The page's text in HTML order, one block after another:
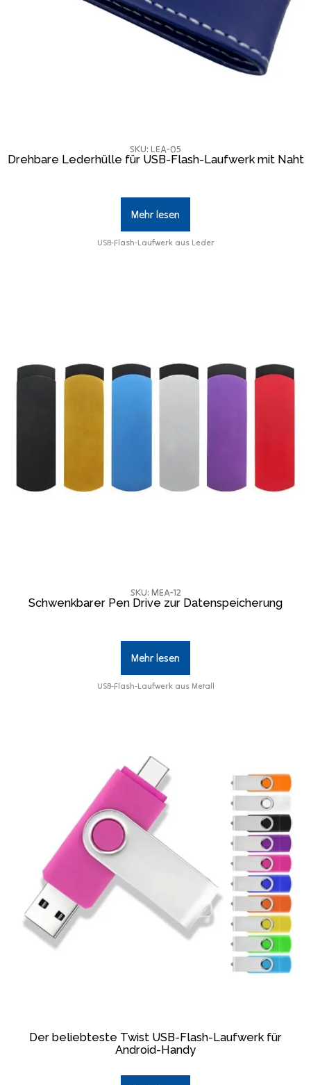
SKU: LEA-05
Drehbare Lederhülle für USB-Flash-Laufwerk mit Naht
Mehr lesen
USB-Flash-Laufwerk aus Leder
SKU: MEA-12
Schwenkbarer Pen Drive zur Datenspeicherung
Mehr lesen
USB-Flash-Laufwerk aus Metall
Der beliebteste Twist USB-Flash-Laufwerk für
Android-Handy